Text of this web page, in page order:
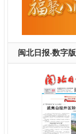
闽北日报-数字版